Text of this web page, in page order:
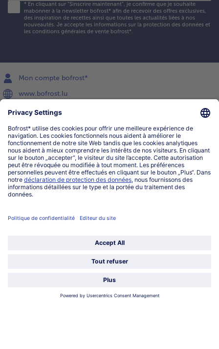
* En cliquant sur "Sinscrire maintenant", je confirme que je souhaite
mabonner à la newsletter bofrost* afin de recevoir des offres exclusives,
des inspiration de recettes ainsi que toutes les actualités liées à nos
nouveautés. Je accepte les informations sur la protection des données et
les conditions générales de vente bofrost*.
Mon compte bofrost*
www.bofrost.lu
service@bofrost.lu
027863232
Lu-ve : 8h-20h Sa : 10h-16h
Service
Qui sommes-nous?